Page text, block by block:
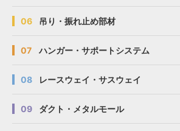
06 吊り・振れ止め部材
07 ハンガー・サポートシステム
08 レースウェイ・サスウェイ
09 ダクト・メタルモール